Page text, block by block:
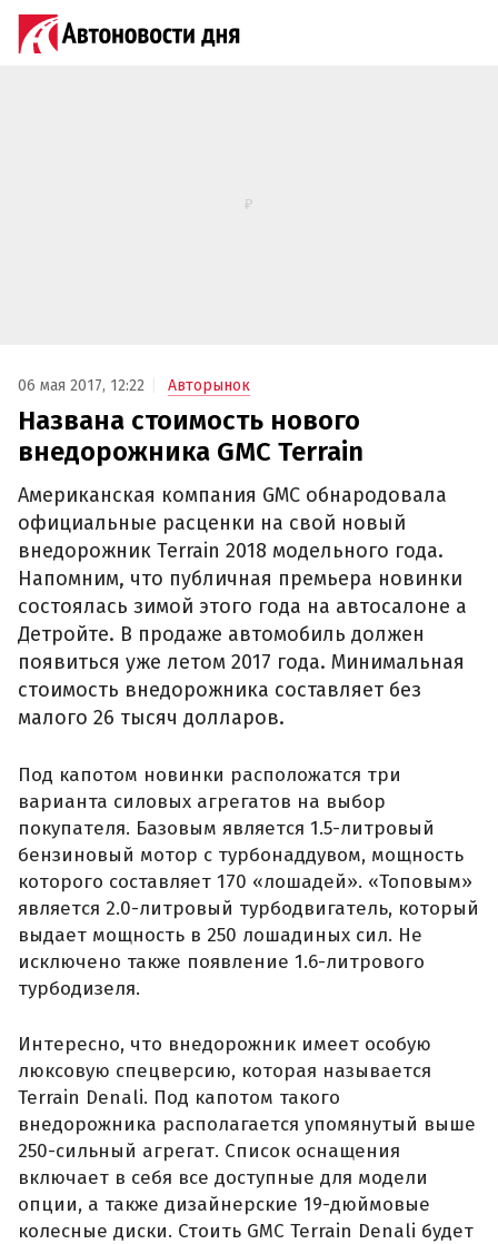
06 мая 2017, 12:22 Авторынок
Названа стоимость нового
внедорожника GMC Terrain‍
Американская компания GMC обнародовала
официальные расценки на свой новый
внедорожник Terrain 2018 модельного года.
Напомним, что публичная премьера новинки
состоялась зимой этого года на автосалоне а
Детройте. В продаже автомобиль должен
появиться уже летом 2017 года. Минимальная
стоимость внедорожника составляет без
малого 26 тысяч долларов.
Под капотом новинки расположатся три
варианта силовых агрегатов на выбор
покупателя. Базовым является 1.5-литровый
бензиновый мотор с турбонаддувом, мощность
которого составляет 170 «лошадей». «Топовым»
является 2.0-литровый турбодвигатель, который
выдает мощность в 250 лошадиных сил. Не
исключено также появление 1.6-литрового
турбодизеля.
Интересно, что внедорожник имеет особую
люксовую спецверсию, которая называется
Terrain Denali. Под капотом такого
внедорожника располагается упомянутый выше
250-сильный агрегат. Список оснащения
включает в себя все доступные для модели
опции, а также дизайнерские 19-дюймовые
колесные диски. Стоить GMC Terrain Denali будет